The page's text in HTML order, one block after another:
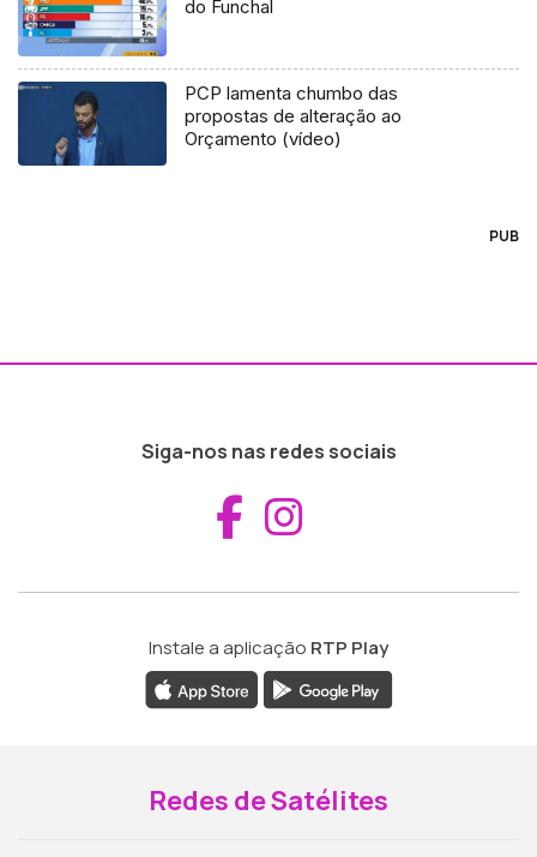
do Funchal
PCP lamenta chumbo das
propostas de alteração ao
Orçamento (vídeo)
PUB
Siga-nos nas redes sociais
Aceder ao
Instale a aplicação RTP Play
Redes de Satélites